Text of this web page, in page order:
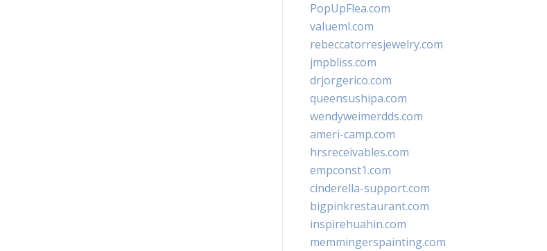
PopUpFlea.com
valueml.com
rebeccatorresjewelry.com
jmpbliss.com
drjorgerico.com
queensushipa.com
wendyweimerdds.com
ameri-camp.com
hrsreceivables.com
empconst1.com
cinderella-support.com
bigpinkrestaurant.com
inspirehuahin.com
memmingerspainting.com